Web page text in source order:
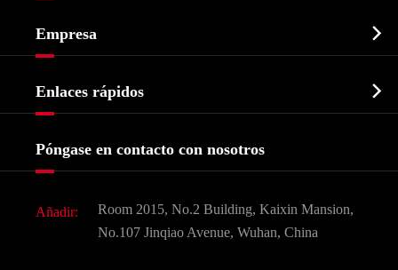
Bioquímico
Agroquímicos e intermedios
Ingredientes Cosméticos
Sabores y fragancias
Empresa 
Historia de la empresa
Enlaces rápidos 
Preguntas frecuentes (FAQ)
Póngase en contacto con nosotros
Añadir:
Room 2015, No.2 Building, Kaixin Mansion,
No.107 Jinqiao Avenue, Wuhan, China